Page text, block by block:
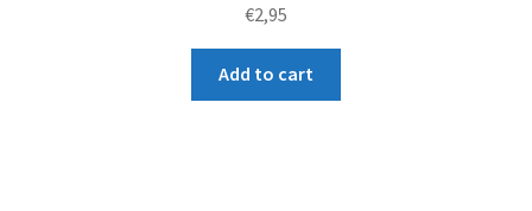
out
of 5
€2,95
Add to cart